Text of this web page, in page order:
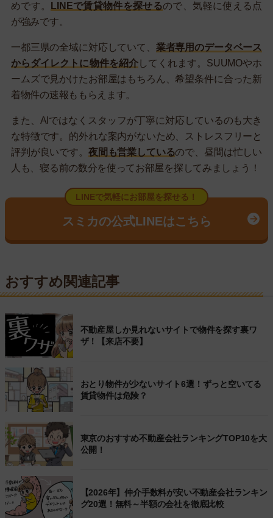
めです。
LINEで賃貸物件を探せるので、気軽に使える点
が強みです。
一都三県の全域に対応していて、 業者専用のデータベース
からダイレクトに物件を紹介してくれます。SUUMOやホ
ームズで見かけたお部屋はもちろん、希望条件に合った新
着物件の速報ももらえます。
また、AIではなくスタッフが丁寧に対応しているのも大き
な特徴です。的外れな案内がないため、ストレスフリーと
評判が良いです。 夜間も営業しているので、昼間は忙しい
人も、寝る前の数分を使ってお部屋を探してみましょう！
LINEで気軽にお部屋を探せる！
スミカの公式LINEはこちら
おすすめ関連記事
不動産屋しか見れないサイトで物件を探す裏ワ
ザ！【来店不要】
おとり物件が少ないサイト6選！ずっと空いてる
賃貸物件は危険？
東京のおすすめ不動産会社ランキングTOP10を大
公開！
【2026年】仲介手数料が安い不動産会社ランキン
グ20選！無料～半額の会社を徹底比較